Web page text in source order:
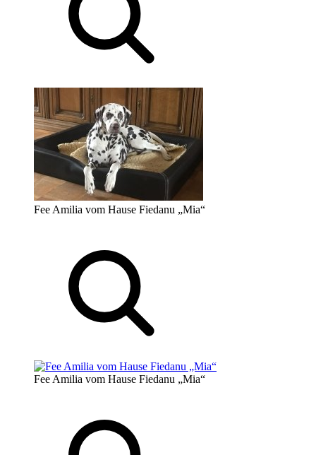
Fee Amilia vom Hause Fiedanu „Mia“
Fee Amilia vom Hause Fiedanu „Mia“